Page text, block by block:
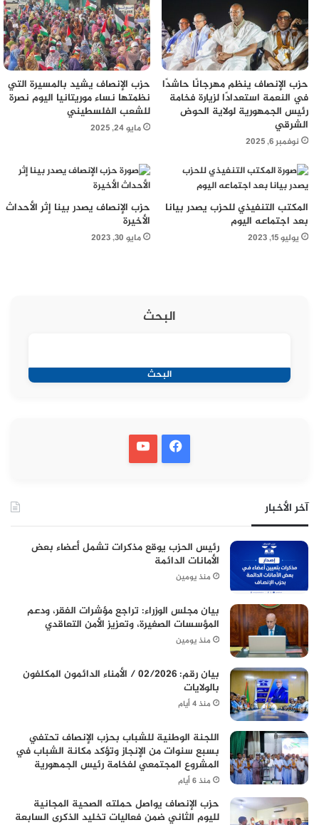
حزب الإنصاف ينظم مهرجانًا حاشدًا
في النعمة استعدادًا لزيارة فخامة
رئيس الجمهورية لولاية الحوض
الشرقي
نوفمبر 6, 2025
حزب الإنصاف يشيد بالمسيرة التي
نظمتها نساء موريتانيا اليوم نصرة
للشعب الفلسطيني
مايو 24, 2025
المكتب التنفيذي للحزب يصدر بيانا
بعد اجتماعه اليوم
يوليو 15, 2023
حزب الإنصاف يصدر بينا إثر الأحداث
الأخيرة
مايو 30, 2023
البحث
البحث
آخر الأخبار
رئيس الحزب يوقع مذكرات تشمل أعضاء بعض
الأمانات الدائمة
منذ يومين
بيان مجلس الوزراء: تراجع مؤشرات الفقر، ودعم
المؤسسات الصغيرة، وتعزيز الأمن التعاقدي
منذ يومين
بيان رقم: 02/2026 / الأمناء الدائمون المكلفون
بالولايات
منذ 4 أيام
اللجنة الوطنية للشباب بحزب الإنصاف تحتفي
بسبع سنوات من الإنجاز وتؤكد مكانة الشباب في
المشروع المجتمعي لفخامة رئيس الجمهورية
منذ 6 أيام
حزب الإنصاف يواصل حملته الصحية المجانية
لليوم الثاني ضمن فعاليات تخليد الذكرى السابعة